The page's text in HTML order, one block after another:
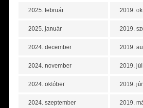
2025. február
2025. január
2024. december
2024. november
2024. október
2024. szeptember
2019.
2019.
2019.
2019.
2019.
2019.